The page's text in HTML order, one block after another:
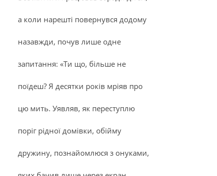
а коли нарешті повернувся додому
назавжди, почув лише одне
запитання: «Ти що, більше не
поїдеш? Я десятки років мріяв про
цю мить. Уявляв, як переступлю
поріг рідної домівки, обійму
дружину, познайомлюся з онуками,